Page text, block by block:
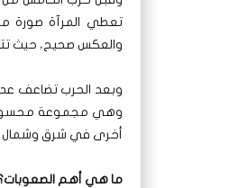
تعطي المرآة صورة
والعكس صحيح، حيث
وبعد الحرب تضاعف
وهي مجموعة محسوبة
أخرى في شرق وشمال
ما هي أهم